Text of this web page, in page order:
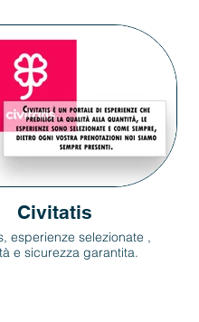
Civitatis
esperienze selezionate ,
e sicurezza garantita.